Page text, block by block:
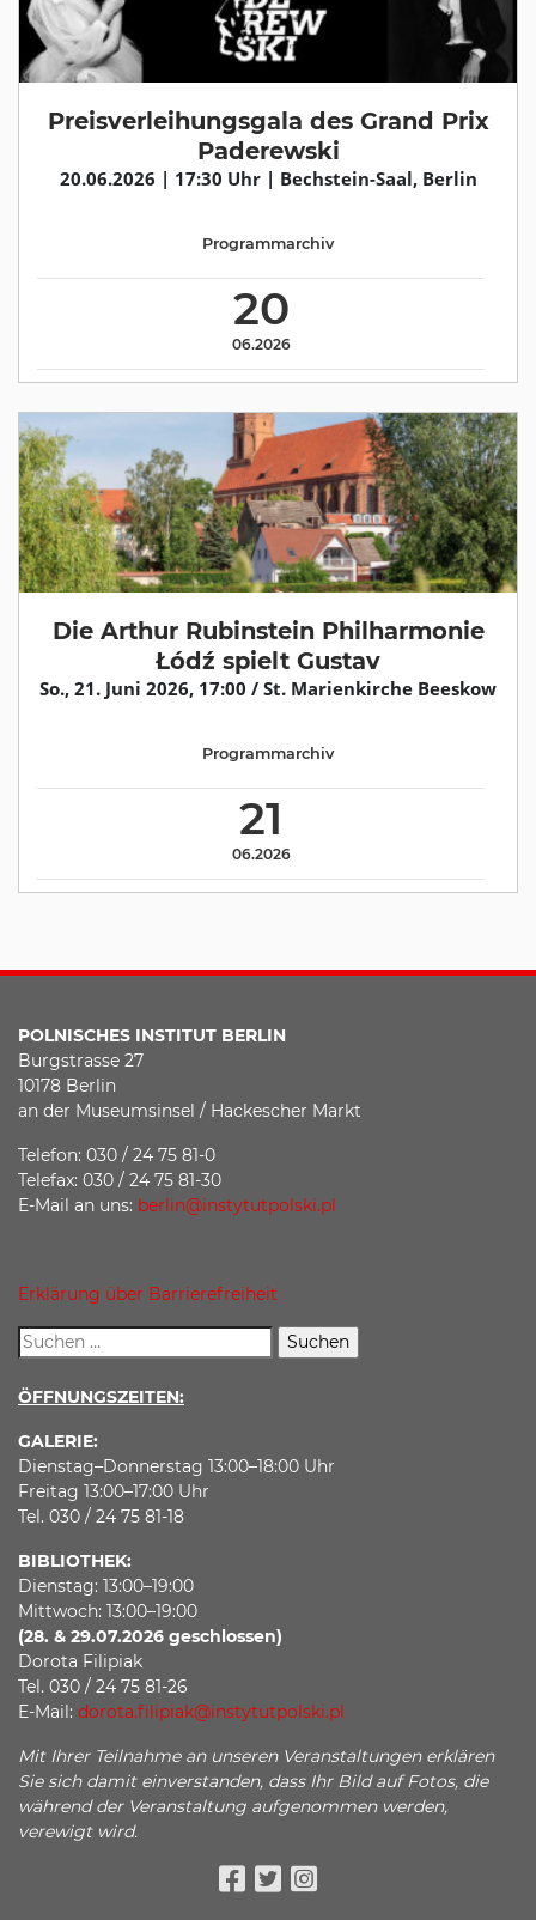
Preisverleihungsgala des Grand Prix
Paderewski
20.06.2026 | 17:30 Uhr | Bechstein-Saal, Berlin
20
06.2026
Programmarchiv
Die Arthur Rubinstein Philharmonie
Łódź spielt Gustav
So., 21. Juni 2026, 17:00 / St. Marienkirche Beeskow
21
06.2026
Programmarchiv
POLNISCHES INSTITUT BERLIN
Burgstrasse 27
10178 Berlin
an der Museumsinsel / Hackescher Markt
Telefon: 030 / 24 75 81-0
Telefax: 030 / 24 75 81-30
E-Mail an uns: berlin@instytutpolski.pl
Erklärung über Barrierefreiheit
ÖFFNUNGSZEITEN:
GALERIE:
Dienstag–Donnerstag 13:00–18:00 Uhr
Freitag 13:00–17:00 Uhr
Tel. 030 / 24 75 81-18
BIBLIOTHEK:
Dienstag: 13:00–19:00
Mittwoch: 13:00–19:00
(28. & 29.07.2026 geschlossen)
Dorota Filipiak
Tel. 030 / 24 75 81-26
E-Mail: dorota.filipiak@instytutpolski.pl
Mit Ihrer Teilnahme an unseren Veranstaltungen erklären
Sie sich damit einverstanden, dass Ihr Bild auf Fotos, die
während der Veranstaltung aufgenommen werden,
verewigt wird.